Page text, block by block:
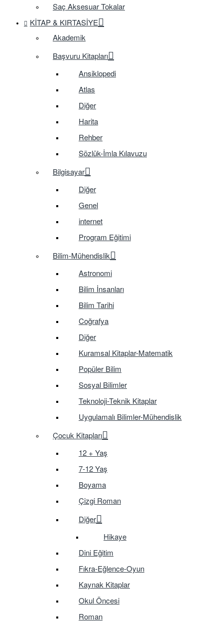
Saç Aksesuar Tokalar
KITAP & KIRTASIYE
Akademik
Başvuru Kitapları
Ansiklopedi
Atlas
Diğer
Harita
Rehber
Sözlük-İmla Kılavuzu
Bilgisayar
Diğer
Genel
internet
Program Eğitimi
Bilim-Mühendislik
Astronomi
Bilim İnsanları
Bilim Tarihi
Coğrafya
Diğer
Kuramsal Kitaplar-Matematik
Popüler Bilim
Sosyal Bilimler
Teknoloji-Teknik Kitaplar
Uygulamalı Bilimler-Mühendislik
Çocuk Kitapları
12 + Yaş
7-12 Yaş
Boyama
Çizgi Roman
Diğer
Hikaye
Dini Eğitim
Fıkra-Eğlence-Oyun
Kaynak Kitaplar
Okul Öncesi
Roman